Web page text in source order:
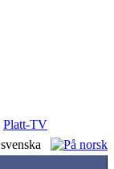
Platt-TV